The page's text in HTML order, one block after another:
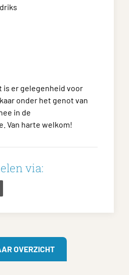
is er gelegenheid voor
onder het genot van
in de
Van harte welkom!
via:
OVERZICHT